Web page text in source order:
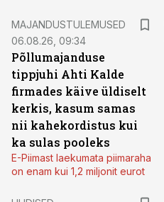
MAJANDUSTULEMUSED
06.08.26, 09:34
Põllumajanduse
tippjuhi Ahti Kalde
firmades käive üldiselt
kerkis, kasum samas
nii kahekordistus kui
ka sulas pooleks
E-Piimast laekumata piimaraha
on enam kui 1,2 miljonit eurot